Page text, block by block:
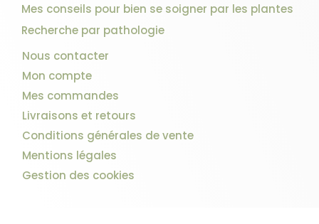
3 avis
Mes conseils pour bien se soigner par les plantes
Recherche par pathologie
Nous contacter
Mon compte
Mes commandes
Livraisons et retours
Conditions générales de vente
Mentions légales
Gestion des cookies